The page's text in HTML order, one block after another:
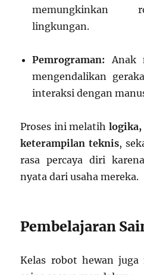
memungkinkan
lingkungan.
Pemrograman: Anak
mengendalikan
interaksi dengan
Proses ini melatih logika,
keterampilan teknis,
rasa percaya diri
nyata dari usaha mereka.
Pembelajaran
Kelas robot hewan juga